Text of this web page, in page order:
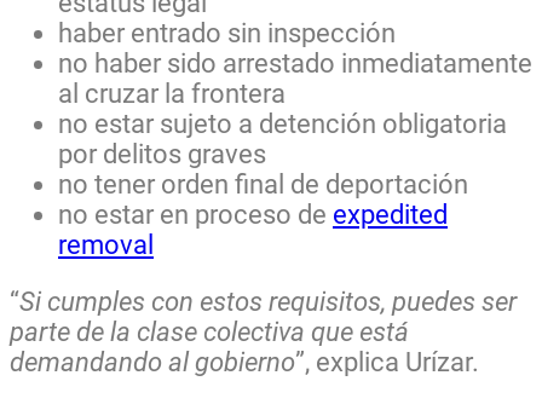
haber entrado sin inspección
no haber sido arrestado inmediatamente
al cruzar la frontera
no estar sujeto a detención obligatoria
por delitos graves
no tener orden final de deportación
no estar en proceso de expedited
removal
“Si cumples con estos requisitos, puedes ser
parte de la clase colectiva que está
demandando al gobierno”, explica Urízar.